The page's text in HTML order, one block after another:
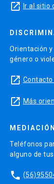
launch Ir al sitio
Orientación
género o
launch
launch Más
Teléfonos
alguno de
phone